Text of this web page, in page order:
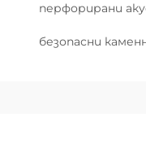
перфорирани
безопасни